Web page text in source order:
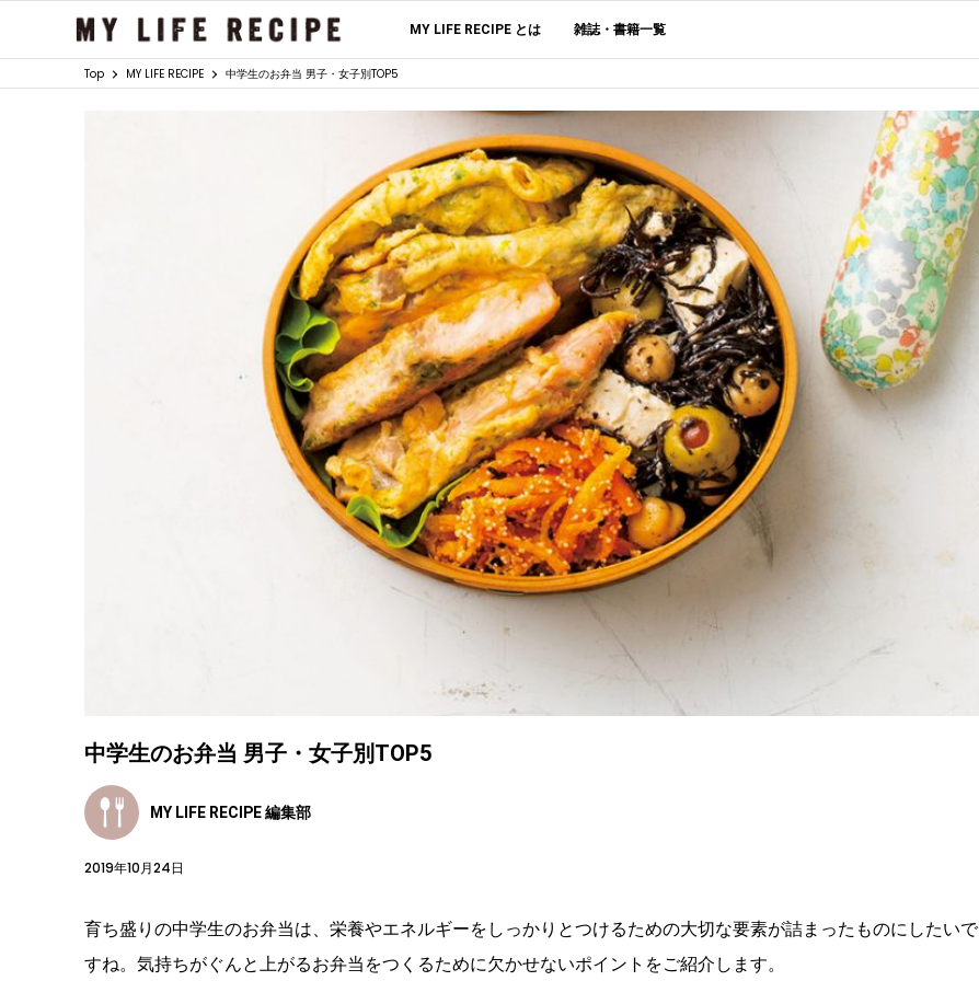
MY LIFE RECIPE とは 雑誌・書籍一覧
Top MY LIFE RECIPE 中学生のお弁当 男子・女子別TOP5
中学生のお弁当 男子・女子別TOP5
MY LIFE RECIPE 編集部
2019年10月24日
育ち盛りの中学生のお弁当は、栄養やエネルギーをしっかりとつけるための大切な要素が詰まったものにしたいで
すね。気持ちがぐんと上がるお弁当をつくるために欠かせないポイントをご紹介します。